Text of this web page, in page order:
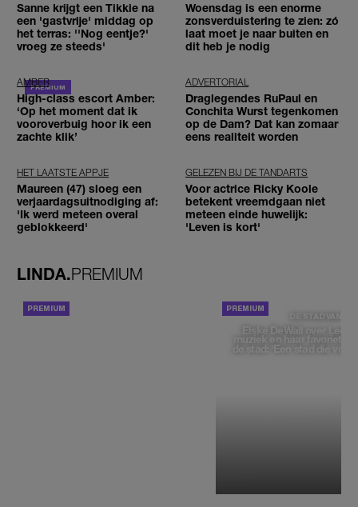
Sanne krijgt een Tikkie na
een 'gastvrije' middag op
het terras: ''Nog eentje?'
vroeg ze steeds'
Woensdag is een enorme
zonsverduistering te zien: zó
laat moet je naar buiten en
dit heb je nodig
AMBER
High-class escort Amber:
‘Op het moment dat ik
vooroverbuig hoor ik een
zachte klik’
ADVERTORIAL
Draglegendes RuPaul en
Conchita Wurst tegenkomen
op de Dam? Dat kan zomaar
eens realiteit worden
HET LAATSTE APPJE
Maureen (47) sloeg een
verjaardagsuitnodiging af:
'Ik werd meteen overal
geblokkeerd'
GELEZEN BIJ DE TANDARTS
Voor actrice Ricky Koole
betekent vreemdgaan niet
meteen einde huwelijk:
'Leven is kort'
LINDA.PREMIUM
DE STAD VAN
Elske DeWall over
muziek en haar favoriete
de stad: 'Een stad die